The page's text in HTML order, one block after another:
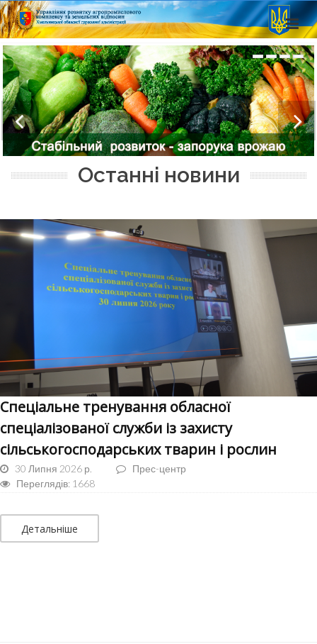
Останні новини
Спеціальне тренування обласної
спеціалізованої служби із захисту
сільськогосподарських тварин і рослин
30 Липня 2026 р.
Прес-центр
Переглядів: 1668
Детальніше